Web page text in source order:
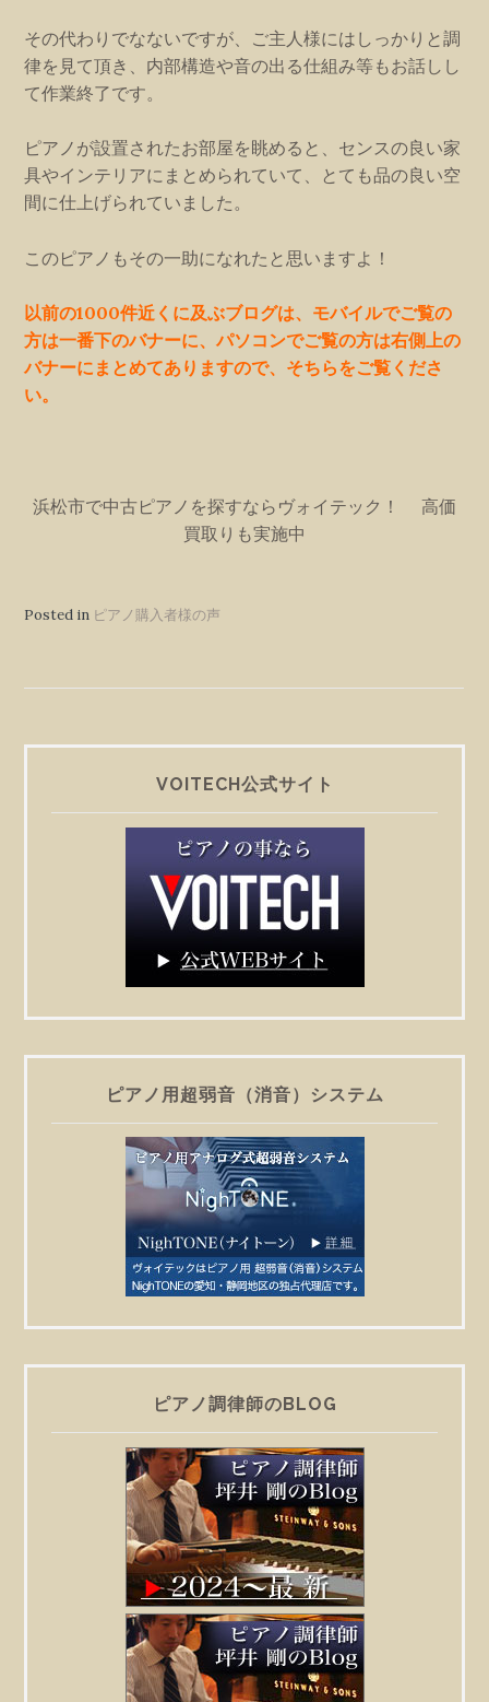
その代わりでなないですが、ご主人様にはしっかりと調
律を見て頂き、内部構造や音の出る仕組み等もお話しし
て作業終了です。
ピアノが設置されたお部屋を眺めると、センスの良い家
具やインテリアにまとめられていて、とても品の良い空
間に仕上げられていました。
このピアノもその一助になれたと思いますよ！
以前の1000件近くに及ぶブログは、モバイルでご覧の
方は一番下のバナーに、パソコンでご覧の方は右側上の
バナーにまとめてありますので、そちらをご覧くださ
い。
浜松市で中古ピアノを探すならヴォイテック！ 高価
買取りも実施中
Posted in ピアノ購入者様の声
VOITECH公式サイト
ピアノ用超弱音（消音）システム
ピアノ調律師のBLOG